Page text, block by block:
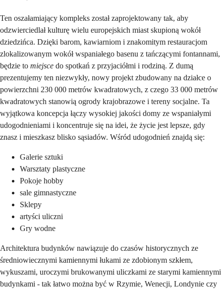
Ten oszałamiający kompleks został zaprojektowany tak, aby
odzwierciedlał kulturę wielu europejskich miast skupioną wokół
dziedzińca. Dzięki barom, kawiarniom i znakomitym restauracjom
zlokalizowanym wokół wspaniałego basenu z tańczącymi fontannami,
będzie to miejsce do spotkań z przyjaciółmi i rodziną. Z dumą
prezentujemy ten niezwykły, nowy projekt zbudowany na działce o
powierzchni 230 000 metrów kwadratowych, z czego 33 000 metrów
kwadratowych stanowią ogrody krajobrazowe i tereny socjalne. Ta
wyjątkowa koncepcja łączy wysokiej jakości domy ze wspaniałymi
udogodnieniami i koncentruje się na idei, że życie jest lepsze, gdy
znasz i mieszkasz blisko sąsiadów. Wśród udogodnień znajdą się:
Galerie sztuki
Warsztaty plastyczne
Pokoje hobby
sale gimnastyczne
Sklepy
artyści uliczni
Gry wodne
Architektura budynków nawiązuje do czasów historycznych ze
średniowiecznymi kamiennymi łukami ze zdobionym szkłem,
wykuszami, uroczymi brukowanymi uliczkami ze starymi kamiennymi
budynkami - tak łatwo można być w Rzymie, Wenecji, Londynie czy